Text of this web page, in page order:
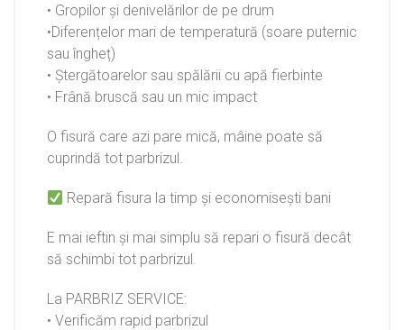
• Gropilor și denivelărilor de pe drum
•Diferențelor mari de temperatură (soare puternic
sau îngheț)
• Ștergătoarelor sau spălării cu apă fierbinte
• Frână bruscă sau un mic impact
O fisură care azi pare mică, mâine poate să
cuprindă tot parbrizul.
Repară fisura la timp și economisești bani
E mai ieftin și mai simplu să repari o fisură decât
să schimbi tot parbrizul.
La PARBRIZ SERVICE:
• Verificăm rapid parbrizul